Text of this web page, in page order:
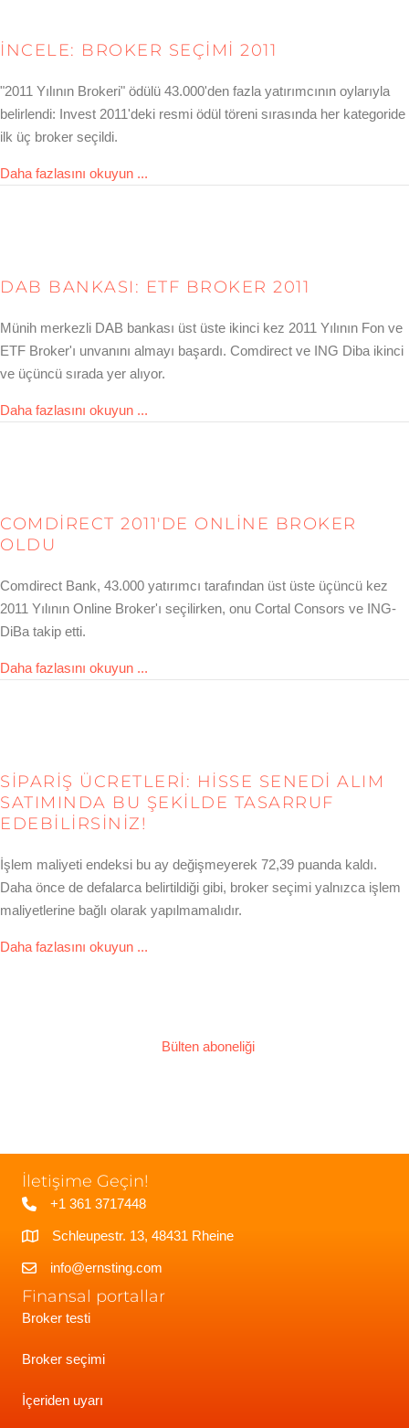
İNCELE: BROKER SEÇIMI 2011
"2011 Yılının Brokeri" ödülü 43.000'den fazla yatırımcının oylarıyla
belirlendi: Invest 2011'deki resmi ödül töreni sırasında her kategoride
ilk üç broker seçildi.
Daha fazlasını okuyun ...
DAB BANKASI: ETF BROKER 2011
Münih merkezli DAB bankası üst üste ikinci kez 2011 Yılının Fon ve
ETF Broker'ı unvanını almayı başardı. Comdirect ve ING Diba ikinci
ve üçüncü sırada yer alıyor.
Daha fazlasını okuyun ...
COMDIRECT 2011'DE ONLINE BROKER
OLDU
Comdirect Bank, 43.000 yatırımcı tarafından üst üste üçüncü kez
2011 Yılının Online Broker'ı seçilirken, onu Cortal Consors ve ING-
DiBa takip etti.
Daha fazlasını okuyun ...
SIPARIŞ ÜCRETLERI: HISSE SENEDI ALIM
SATIMINDA BU ŞEKILDE TASARRUF
EDEBILIRSINIZ!
İşlem maliyeti endeksi bu ay değişmeyerek 72,39 puanda kaldı.
Daha önce de defalarca belirtildiği gibi, broker seçimi yalnızca işlem
maliyetlerine bağlı olarak yapılmamalıdır.
Daha fazlasını okuyun ...
Bülten aboneliği
İletişime Geçin!
+1 361 3717448
Schleupestr. 13, 48431 Rheine
info@ernsting.com
Finansal portallar
Broker testi
Broker seçimi
İçeriden uyarı